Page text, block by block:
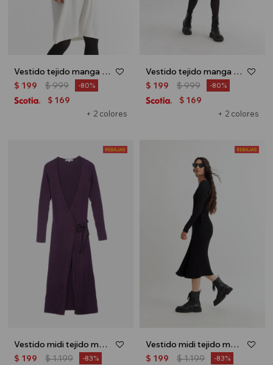
Vestido tejido manga larga - Crudo
+ 2 colores
$ 199 $999 80
$ 169
Vestido tejido manga larga - Rosa
+ 2 colores
$ 199 $999 80
$ 169
Vestido midi tejido manga larga - Lila
$ 199 $1.199 83
Vestido midi tejido manga larga - Negro
$ 199 $1.199 83